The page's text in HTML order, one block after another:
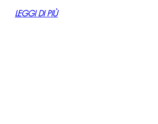
LEGGI DI PIÙ